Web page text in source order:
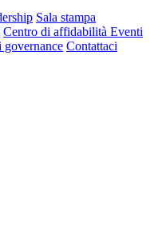
Sala stampa
Centro di affidabilità Eventi
governance Contattaci